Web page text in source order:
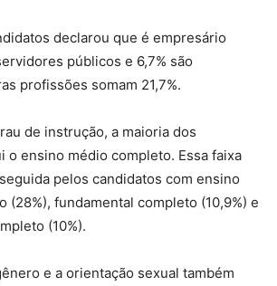
declarou que é empresário
públicos e 6,7% são
profissões somam 21,7%.
de instrução, a maioria dos
o ensino médio completo. Essa faixa
pelos candidatos com ensino
(28%), fundamental completo (10,9%) e
(10%).
e a orientação sexual também